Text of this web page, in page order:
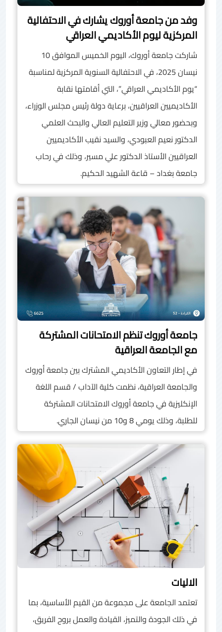
وفد من جامعة أوروك يشارك في الاحتفالية
المركزية ليوم الأكاديمي العراقي
شاركت جامعة أوروك، اليوم الخميس الموافق 10
نيسان 2025، في الاحتفالية السنوية المركزية لمناسبة
“يوم الأكاديمي العراقي”، التي أقامتها نقابة
الأكاديميين العراقيين، برعاية دولة رئيس مجلس الوزراء،
وبحضور معالي وزير التعليم العالي والبحث العلمي
الدكتور نعيم العبودي، والسيد نقيب الأكاديميين
العراقيين الأستاذ الدكتور علي مسير، وذلك في رحاب
جامعة بغداد – قاعة الشهيد الحكيم.
جامعة أوروك تنظم الامتحانات المشتركة
مع الجامعة العراقية
في إطار التعاون الأكاديمي المشترك بين جامعة أوروك
والجامعة العراقية، نظمت كلية الآداب / قسم اللغة
الإنكليزية في جامعة أوروك الامتحانات المشتركة
للطلبة، وذلك يومي 8 و10 من نيسان الجاري.
الاليات
تعتمد الجامعة على مجموعة من القيم الأساسية، بما
في ذلك الجودة والتميز، القيادة والعمل بروح الفريق،